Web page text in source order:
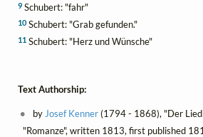
9 Schubert: "fahr"
10 Schubert: "Grab gefunden."
11 Schubert: "Herz und Wünsche"
Text Authorship:
by Josef Kenner(1794 - 1868), "Der
"Romanze", written 1813, first published